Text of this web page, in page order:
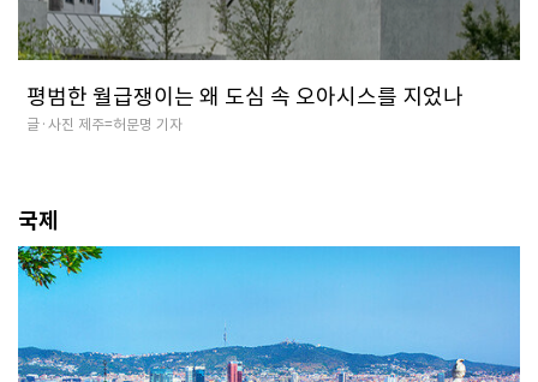
평범한 월급쟁이는 왜 도심 속 오아시스를 지었나
글·사진 제주=허문명 기자
국제